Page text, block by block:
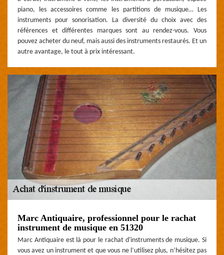
piano, les accessoires comme les partitions de musique… Les
instruments pour sonorisation. La diversité du choix avec des
références et différentes marques sont au rendez-vous. Vous
pouvez acheter du neuf, mais aussi des instruments restaurés. Et un
autre avantage, le tout à prix intéressant.
Marc Antiquaire, professionnel pour le rachat
instrument de musique en 51320
Marc Antiquaire est là pour le rachat d'instruments de musique. Si
vous avez un instrument et que vous ne l’utilisez plus, n’hésitez pas